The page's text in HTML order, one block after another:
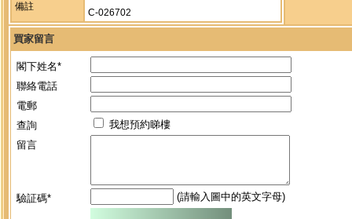
備註
C-026702
買家留言
閣下姓名*
聯絡電話
電郵
查詢
我想預約睇樓
留言
驗証碼* (請輸入圖中的英文字母)